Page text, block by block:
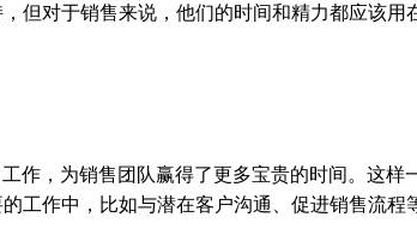
但对于销售来说，他们的时间和精力都应该用
作，为销售团队赢得了更多宝贵的时间。这样
工作中，比如与潜在客户沟通、促进销售流程